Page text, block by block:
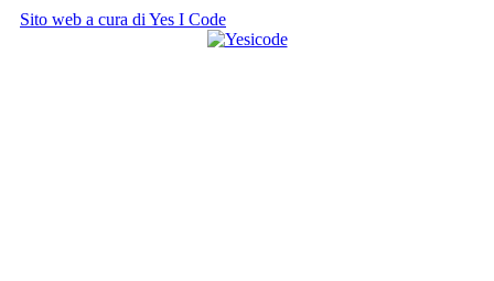
Sito web a cura di Yes I Code